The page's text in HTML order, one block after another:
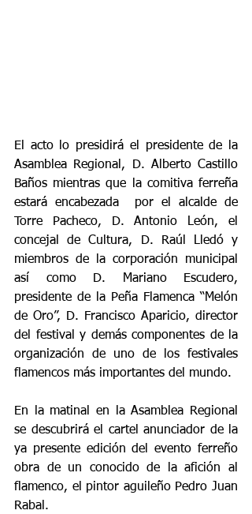
El acto lo presidirá el presidente de la
Asamblea Regional, D. Alberto Castillo
Baños mientras que la comitiva ferreña
estará encabezada  por el alcalde de
Torre Pacheco, D. Antonio León, el
concejal de Cultura, D. Raúl Lledó y
miembros de la corporación municipal
así como D. Mariano Escudero,
presidente de la Peña Flamenca “Melón
de Oro”, D. Francisco Aparicio, director
del festival y demás componentes de la
organización de uno de los festivales
flamencos más importantes del mundo.
En la matinal en la Asamblea Regional
se descubrirá el cartel anunciador de la
ya presente edición del evento ferreño
obra de un conocido de la afición al
flamenco, el pintor aguileño Pedro Juan
Rabal.